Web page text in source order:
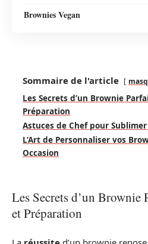
Brownies Vegan
Sommaire de l'article
Les Secrets d’un Brownie
Préparation
Astuces de Chef pour
L’Art de Personnaliser vos
Occasion
Les Secrets d’un
et Préparation